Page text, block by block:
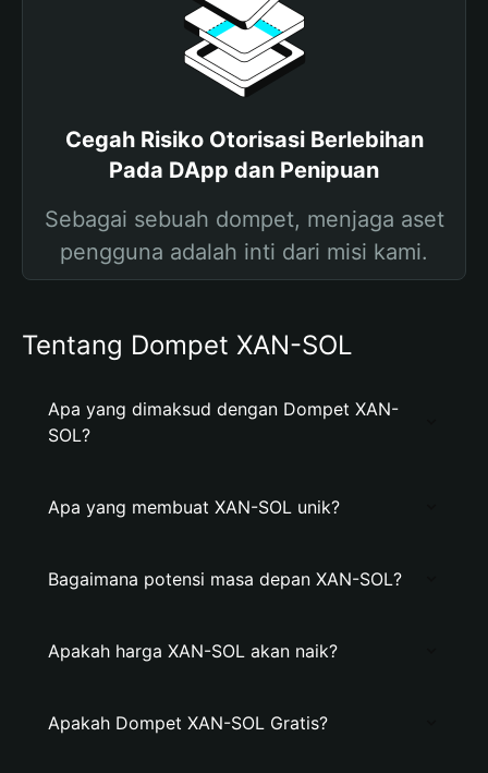
Cegah Risiko Otorisasi Berlebihan
Pada DApp dan Penipuan
Sebagai sebuah dompet, menjaga aset
pengguna adalah inti dari misi kami.
Tentang Dompet XAN-SOL
Apa yang dimaksud dengan Dompet XAN-
SOL?
Apa yang membuat XAN-SOL unik?
Bagaimana potensi masa depan XAN-SOL?
Apakah harga XAN-SOL akan naik?
Apakah Dompet XAN-SOL Gratis?